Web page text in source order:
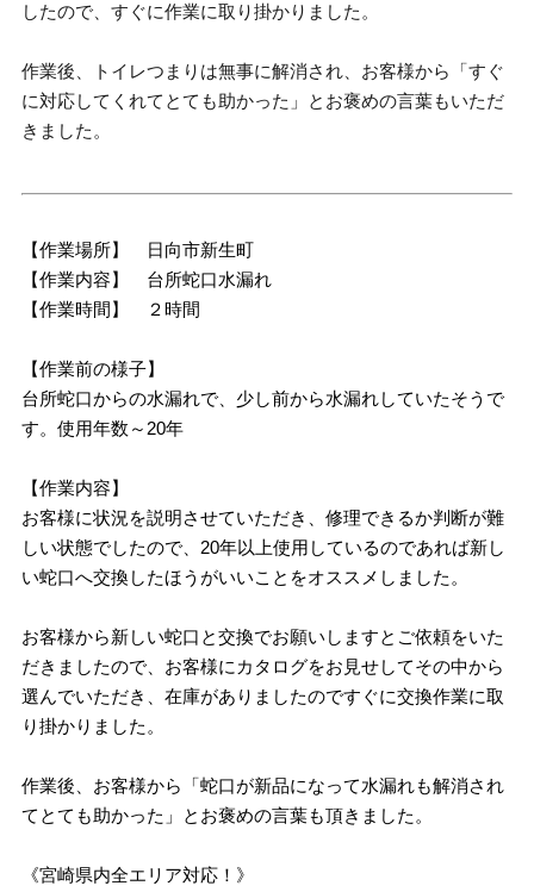
したので、すぐに作業に取り掛かりました。
作業後、トイレつまりは無事に解消され、お客様から「すぐ
に対応してくれてとても助かった」とお褒めの言葉もいただ
きました。
【作業場所】 日向市新生町
【作業内容】 台所蛇口水漏れ
【作業時間】 ２時間
【作業前の様子】
台所蛇口からの水漏れで、少し前から水漏れしていたそうで
す。使用年数～20年
【作業内容】
お客様に状況を説明させていただき、修理できるか判断が難
しい状態でしたので、20年以上使用しているのであれば新し
い蛇口へ交換したほうがいいことをオススメしました。
お客様から新しい蛇口と交換でお願いしますとご依頼をいた
だきましたので、お客様にカタログをお見せしてその中から
選んでいただき、在庫がありましたのですぐに交換作業に取
り掛かりました。
作業後、お客様から「蛇口が新品になって水漏れも解消され
てとても助かった」とお褒めの言葉も頂きました。
《宮崎県内全エリア対応！》